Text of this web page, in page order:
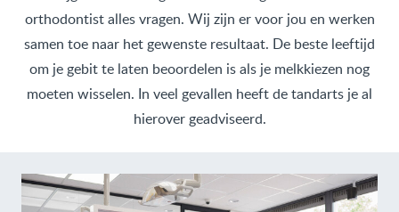
orthodontist alles vragen. Wij zijn er voor jou en werken
samen toe naar het gewenste resultaat. De beste leeftijd
om je gebit te laten beoordelen is als je melkkiezen nog
moeten wisselen. In veel gevallen heeft de tandarts je al
hierover geadviseerd.